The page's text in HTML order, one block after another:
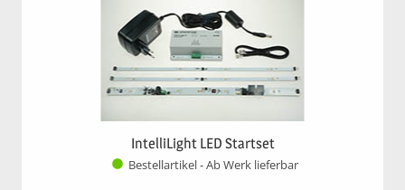
IntelliLight LED Startset
Bestellartikel - Ab Werk lieferbar